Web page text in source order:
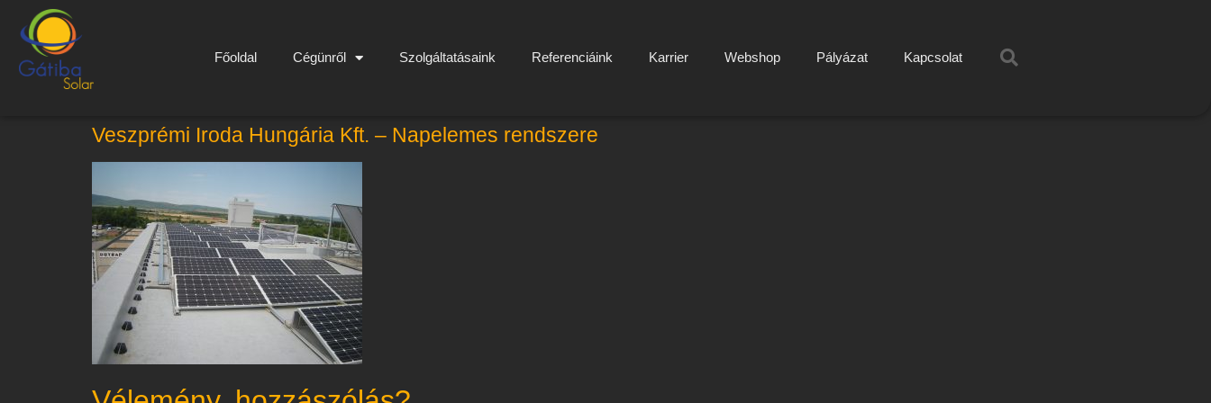
Főoldal Cégünről Szolgáltatásaink Referenciáink Karrier Webshop Pályázat Kapcsolat
Veszprémi Iroda Hungária Kft. – Napelemes rendszere